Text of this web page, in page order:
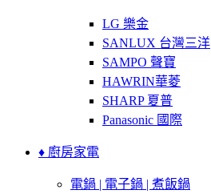
LG 樂金
SANLUX 台灣三洋
SAMPO 聲寶
HAWRIN華菱
SHARP 夏普
Panasonic 國際
♦ 廚房家電
電鍋 | 電子鍋 | 煮飯鍋